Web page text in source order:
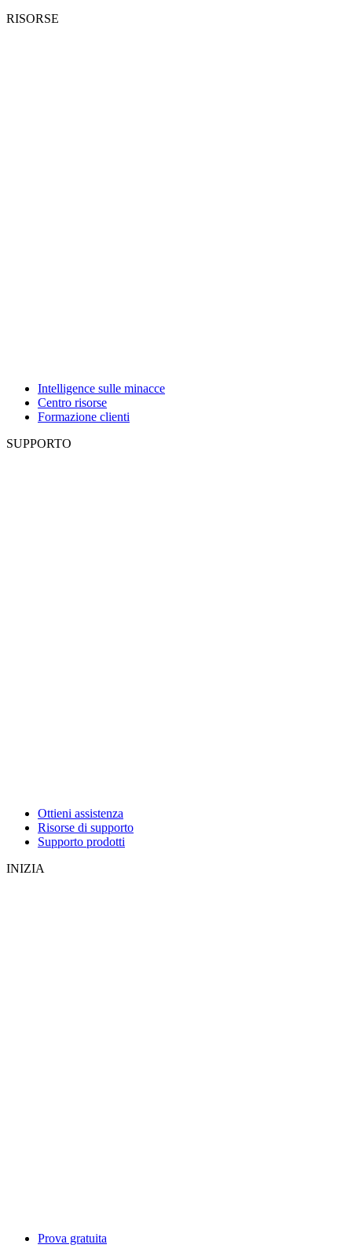
RISORSE
Intelligence sulle minacce
Centro risorse
Formazione clienti
SUPPORTO
Ottieni assistenza
Risorse di supporto
Supporto prodotti
INIZIA
Prova gratuita